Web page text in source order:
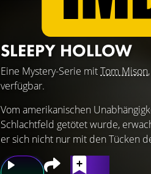
SLEEPY HOLLOW
Eine Mystery-Serie mitTom Mison,
verfügbar.
Vom amerikanischen
Schlachtfeld getötet wurde,
er sich nicht nur mit den Tücken